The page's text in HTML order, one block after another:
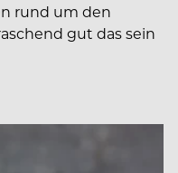
rund um den
gut das sein